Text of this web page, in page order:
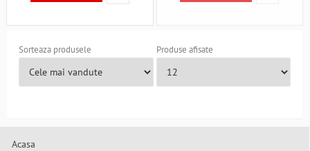
Sorteaza produsele Produse afisate
Acasa